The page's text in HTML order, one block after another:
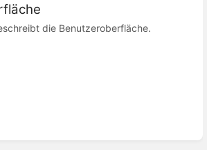
die Benutzeroberfläche.